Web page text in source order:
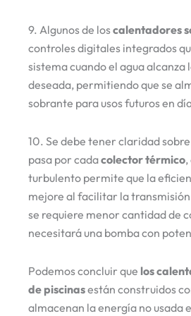
9. Algunos de loscalentadores
controles digitales integrados
sistema cuando el agua
deseada, permitiendo que se
sobrante para usos futuros en
10. Se debe tener claridad
pasa por cadacolector térmico
turbulento permite que la
mejore al facilitar la
se requiere menor cantidad de
necesitará una bomba con
Podemos concluir que los
de piscinasestán construidos
almacenan la energía no usada